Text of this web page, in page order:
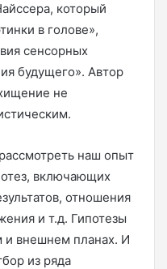
который
в голове»,
сенсорных
будущего». Автор
не
наш опыт
включающих
отношения
и т.д. Гипотезы
и внешнем планах. И
из ряда